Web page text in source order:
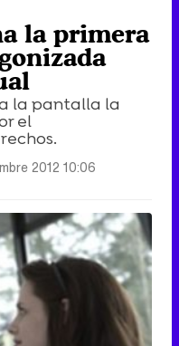
la primera
la pantalla la
el
2012 10:06